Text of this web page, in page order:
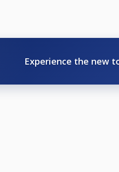
Experience the new